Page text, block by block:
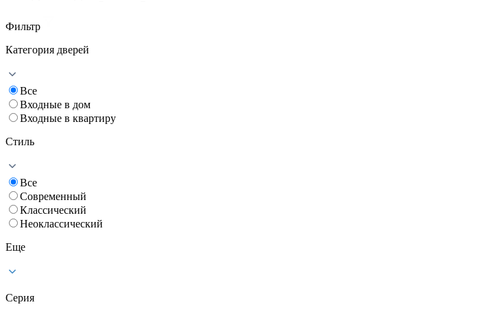
Фильтр
Категория дверей
Все
Входные в дом
Входные в квартиру
Стиль
Все
Современный
Классический
Неоклассический
Еще
Серия